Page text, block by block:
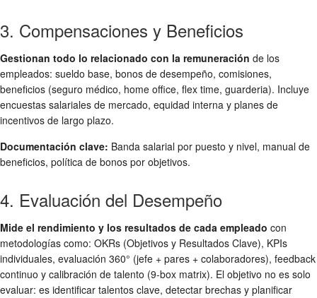
3. Compensaciones y Beneficios
Gestionan todo lo relacionado con la remuneración de los
empleados: sueldo base, bonos de desempeño, comisiones,
beneficios (seguro médico, home office, flex time, guarderia). Incluye
encuestas salariales de mercado, equidad interna y planes de
incentivos de largo plazo.
Documentación clave: Banda salarial por puesto y nivel, manual de
beneficios, política de bonos por objetivos.
4. Evaluación del Desempeño
Mide el rendimiento y los resultados de cada empleado con
metodologías como: OKRs (Objetivos y Resultados Clave), KPIs
individuales, evaluación 360° (jefe + pares + colaboradores), feedback
continuo y calibración de talento (9-box matrix). El objetivo no es solo
evaluar: es identificar talentos clave, detectar brechas y planificar